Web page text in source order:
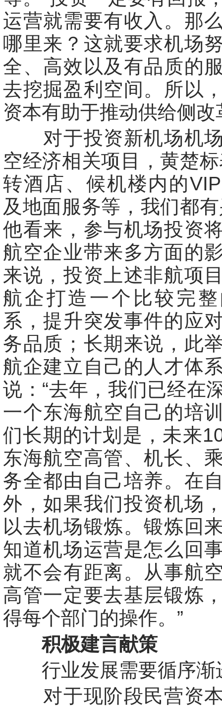
运营就需要有收入。那
哪里来？这就要求机场
全、高效以及有品质的
去挖掘盈利空间。所以
资本有助于推动供给侧改
对于投资新机场机场
空经济相关项目，黄楚
转酒店、候机楼内的
及地面服务等，我们都
他看来，参与机场投资
航空企业带来多方面的
来说，投资上述非航项
航企打造一个比较完
系，提升突发事件的应
务品质；长期来说，此
航企建立自己的人才体
说：“去年，我们已经在
一个东海航空自己的培
们长期的计划是，未来
东海航空高管、机长、
务全都由自己培养。在
外，如果我们投资机场
以去机场锻炼。锻炼回
知道机场运营是怎么回
就不会有距离。从事航
高管一定要去基层锻炼
得每个部门的操作。”
积极建言献策
行业发展需要循序渐
对于现阶段民营资本